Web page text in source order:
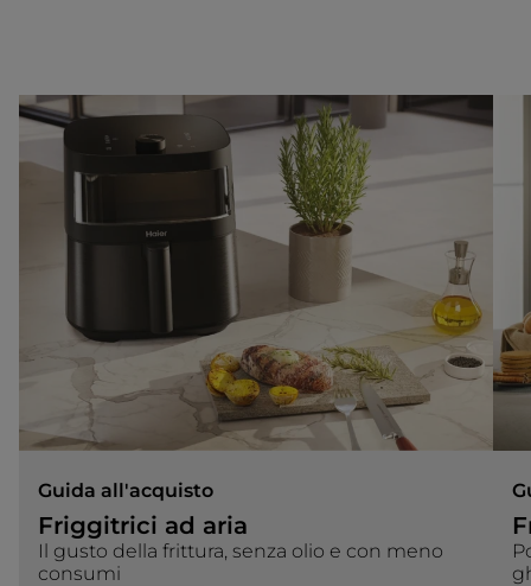
Guida all'acquisto
Friggitrici ad aria
Il gusto della frittura, senza olio e con meno
consumi